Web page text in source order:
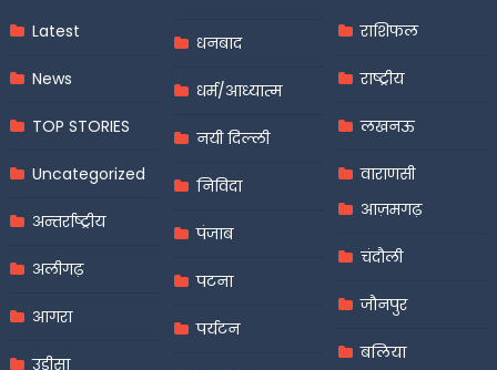
Latest
News
TOP STORIES
Uncategorized
अन्तर्राष्ट्रीय
अलीगढ़
आगरा
उड़ीसा
धनबाद
धर्म/आध्यात्म
नयी दिल्ली
निविदा
पंजाब
पटना
पर्यटन
राशिफल
राष्ट्रीय
लखनऊ
वाराणसी
आज़मगढ़
चंदौली
जौनपुर
बलिया